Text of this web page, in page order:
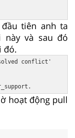
tiên anh ta
này và sau đó
đó.
conflict'
hoạt động pull